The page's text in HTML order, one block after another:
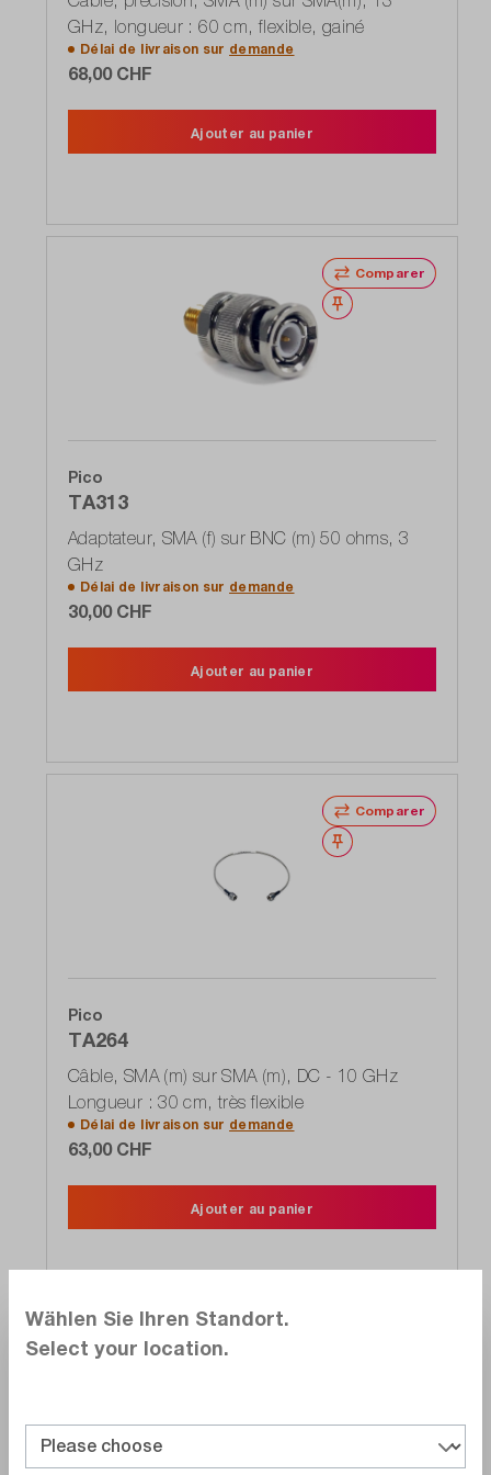
GHz, longueur : 60 cm, flexible, gainé
Délai de livraison sur demande
68,00 CHF
Ajouter au panier
Comparer
Noter
Pico
TA313
Adaptateur, SMA (f) sur BNC (m) 50 ohms, 3
GHz
Délai de livraison sur demande
30,00 CHF
Ajouter au panier
Comparer
Noter
Pico
TA264
Câble, SMA (m) sur SMA (m), DC - 10 GHz
Longueur : 30 cm, très flexible
Délai de livraison sur demande
63,00 CHF
Ajouter au panier
Wählen Sie Ihren Standort.
Select your location.